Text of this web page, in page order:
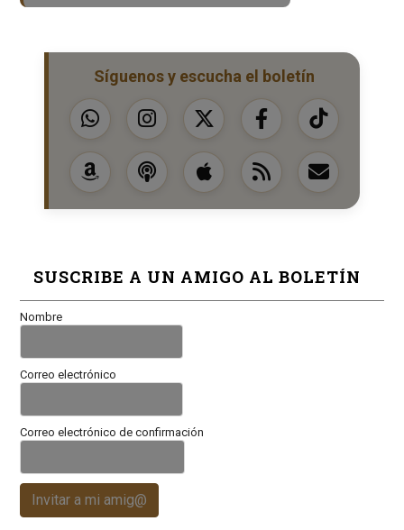
Síguenos y escucha el boletín
SUSCRIBE A UN AMIGO AL BOLETÍN
Nombre
Correo electrónico
Correo electrónico de confirmación
Invitar a mi amig@